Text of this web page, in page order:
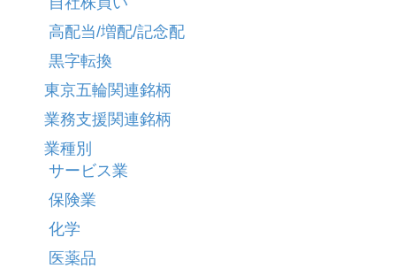
高配当/増配/記念配
黒字転換
東京五輪関連銘柄
業務支援関連銘柄
業種別
サービス業
保険業
化学
医薬品